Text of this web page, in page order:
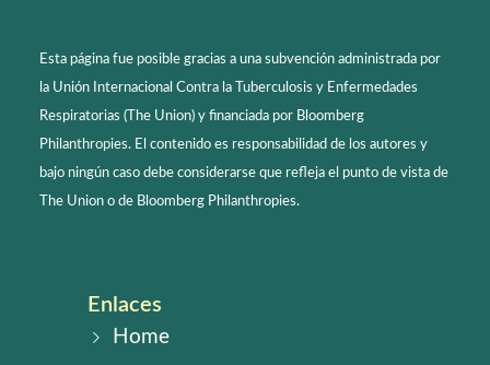
Esta página fue posible gracias a una subvención administrada por
la Unión Internacional Contra la Tuberculosis y Enfermedades
Respiratorias (The Union) y financiada por Bloomberg
Philanthropies. El contenido es responsabilidad de los autores y
bajo ningún caso debe considerarse que refleja el punto de vista de
The Union o de Bloomberg Philanthropies.
Enlaces
Home